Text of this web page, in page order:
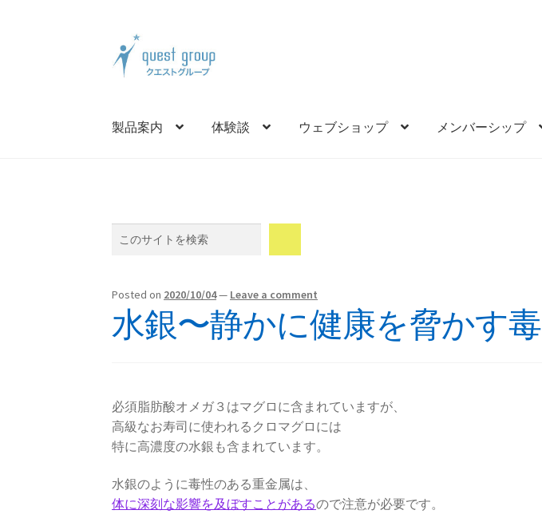
Skip
to
navigation
Skip
to
content
製品案内 体験談 ウェブショップ メンバーシップ
Posted on 2020/10/04— Leave a comment
水銀〜静かに健康を脅かす毒
必須脂肪酸オメガ３はマグロに含まれていますが、
高級なお寿司に使われるクロマグロには
特に高濃度の水銀も含まれています。
水銀のように毒性のある重金属は、
体に深刻な影響を及ぼすことがあるので注意が必要です。